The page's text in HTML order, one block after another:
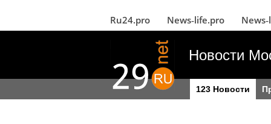
Ru24.pro News‑life.pro
Новости
123 Новости